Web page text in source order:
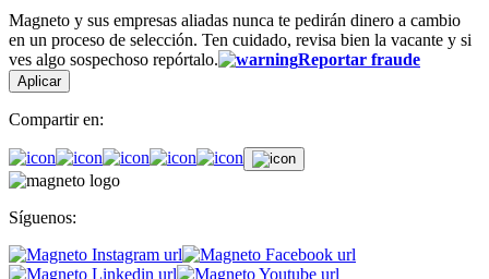
Magneto y sus empresas aliadas nunca te pedirán dinero a cambio
en un proceso de selección. Ten cuidado, revisa bien la vacante y si
ves algo sospechoso repórtalo.
Reportar fraude
Aplicar
Compartir en:
Síguenos: